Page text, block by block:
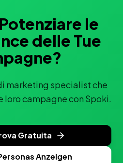
le
delle Tue
marketing specialist che
loro campagne con Spoki.
Gratuita
Anzeigen